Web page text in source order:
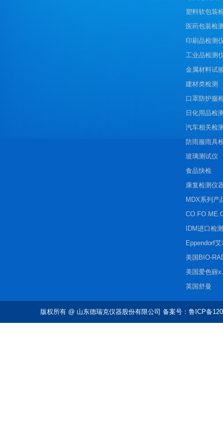
塑料软包装
医药包装检
印刷品检测
工业品检测
金属材料试
建材类检测
口罩防护服
日化用品检
汽车相关检
防雨服雨具
玻璃测试仪
食品快检
康复检测仪
MDX系列产
IDM进口检
Eppendorf
美国BIO-
美国爱色丽
英国舒曼
版权所有 @ 山东德瑞克仪器股份有限公司 备案号：鲁ICP备